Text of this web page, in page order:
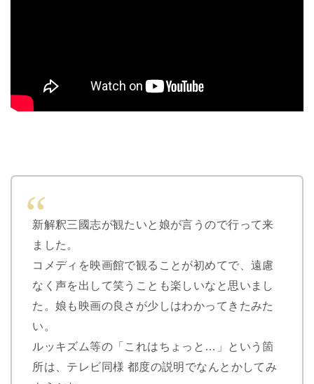
新解釈三國志が観たいと娘が言うので行って来
ました。
コメディを映画館で観ることが初めてで、遠慮
なく声を出して笑うことも楽しいなと思いまし
た。娘も映画の良さが少しはわかってきたみた
い。
ルッキズム等の「これはちょっと…」という箇
所は、テレビ同様 都度の説明でなんとかしてみ